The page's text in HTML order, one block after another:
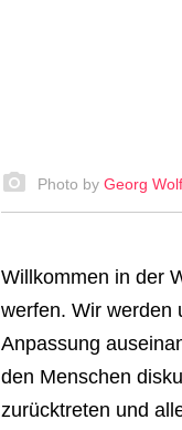
Photo by Georg Wolf
Willkommen in der
werfen. Wir werden
Anpassung
den Menschen
zurücktreten und